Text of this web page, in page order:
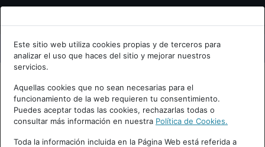
Bienvenid@ a psiquiatria.com
Escribe tu Email
Accede o regístrate con tu email.
Este sitio web utiliza cookies propias y de terceros para
analizar el uso que haces del sitio y mejorar nuestros
servicios.
Aquellas cookies que no sean necesarias para el
funcionamiento de la web requieren tu consentimiento.
Puedes aceptar todas las cookies, rechazarlas todas o
consultar más información en nuestra Política de Cookies.
Toda la información incluida en la Página Web está referida a